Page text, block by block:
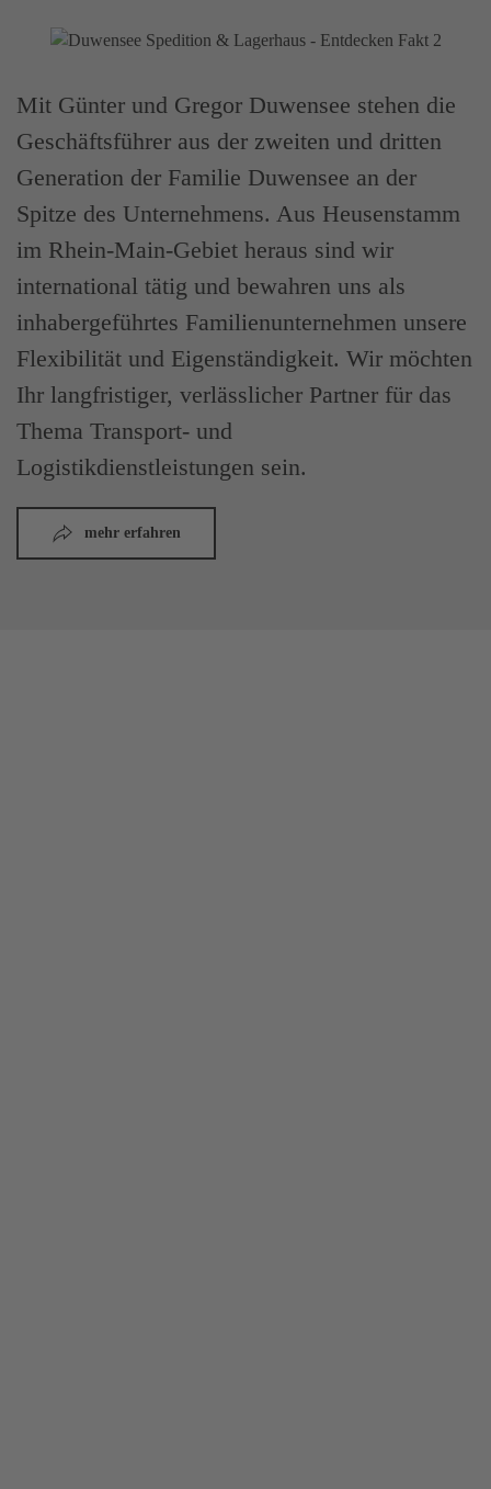
Mit Günter und Gregor Duwensee stehen die
Geschäftsführer aus der zweiten und dritten
Generation der Familie Duwensee an der
Spitze des Unternehmens. Aus Heusenstamm
im Rhein-Main-Gebiet heraus sind wir
international tätig und bewahren uns als
inhabergeführtes Familienunternehmen unsere
Flexibilität und Eigenständigkeit. Wir möchten
Ihr langfristiger, verlässlicher Partner für das
Thema Transport- und
Logistikdienstleistungen sein.
mehr erfahren